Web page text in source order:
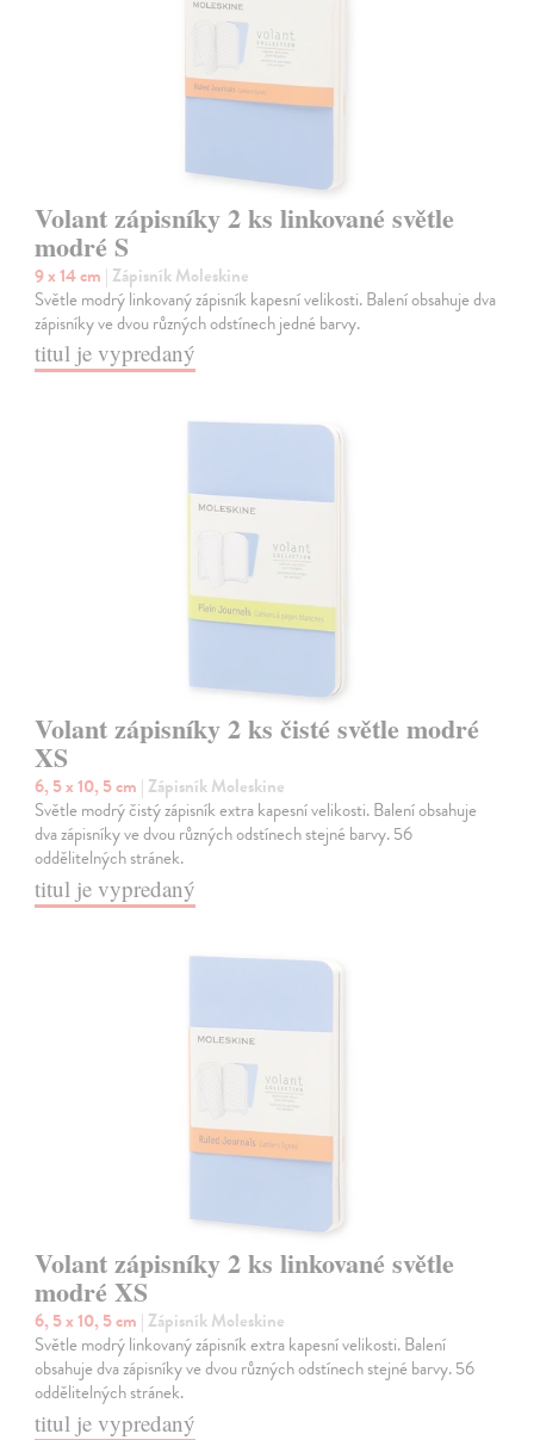
Volant zápisníky 2 ks linkované světle
modré S
9 x 14 cm | Zápisník Moleskine
Světle modrý linkovaný zápisník kapesní velikosti. Balení obsahuje dva
zápisníky ve dvou různých odstínech jedné barvy.
titul je vypredaný
Volant zápisníky 2 ks čisté světle modré
XS
6, 5 x 10, 5 cm | Zápisník Moleskine
Světle modrý čistý zápisník extra kapesní velikosti. Balení obsahuje
dva zápisníky ve dvou různých odstínech stejné barvy. 56
oddělitelných stránek.
titul je vypredaný
Volant zápisníky 2 ks linkované světle
modré XS
6, 5 x 10, 5 cm | Zápisník Moleskine
Světle modrý linkovaný zápisník extra kapesní velikosti. Balení
obsahuje dva zápisníky ve dvou různých odstínech stejné barvy. 56
oddělitelných stránek.
titul je vypredaný